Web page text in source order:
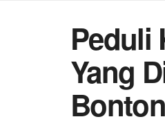
Peduli
Yang